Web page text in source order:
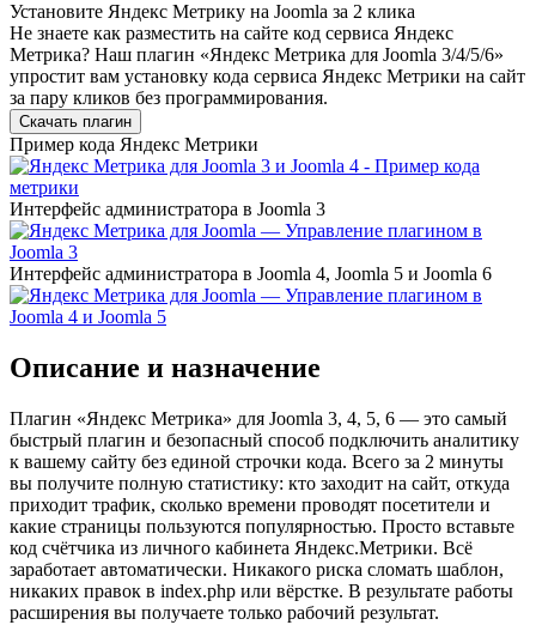
Установите Яндекс Метрику на Joomla за 2 клика
Не знаете как разместить на сайте код сервиса Яндекс
Метрика? Наш плагин «Яндекс Метрика для Joomla 3/4/5/6»
упростит вам установку кода сервиса Яндекс Метрики на сайт
за пару кликов без программирования.
Скачать плагин
Пример кода Яндекс Метрики
Интерфейс администратора в Joomla 3
Интерфейс администратора в Joomla 4, Joomla 5 и Joomla 6
Описание и назначение
Плагин «Яндекс Метрика» для Joomla 3, 4, 5, 6 — это самый
быстрый плагин и безопасный способ подключить аналитику
к вашему сайту без единой строчки кода. Всего за 2 минуты
вы получите полную статистику: кто заходит на сайт, откуда
приходит трафик, сколько времени проводят посетители и
какие страницы пользуются популярностью. Просто вставьте
код счётчика из личного кабинета Яндекс.Метрики. Всё
заработает автоматически. Никакого риска сломать шаблон,
никаких правок в index.php или вёрстке. В результате работы
расширения вы получаете только рабочий результат.